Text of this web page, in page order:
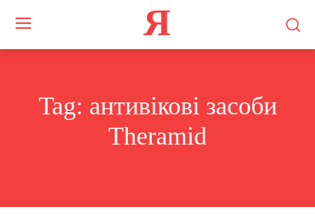
Я
Tag: антивікові засоби
Theramid